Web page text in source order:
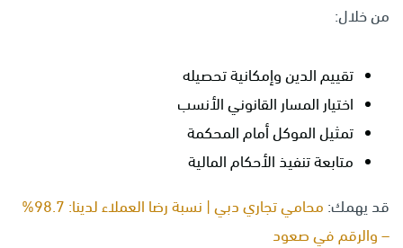
من خلال:
تقييم الدين وإمكانية تحصيله
اختيار المسار القانوني الأنسب
تمثيل الموكل أمام المحكمة
متابعة تنفيذ الأحكام المالية
قد يهمك:
محامي تجاري دبي | نسبة رضا العملاء لدينا: 98.7%
– والرقم في صعود